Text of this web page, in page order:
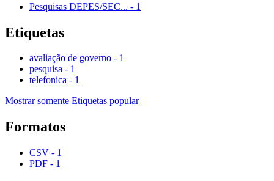
Pesquisas DEPES/SEC... - 1
Etiquetas
avaliação de governo - 1
pesquisa - 1
telefonica - 1
Mostrar somente Etiquetas popular
Formatos
CSV - 1
PDF - 1